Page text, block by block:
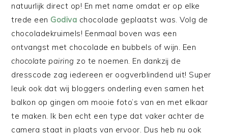
natuurlijk direct op! En met name omdat er op elke
trede eenGodiva chocolade geplaatst was. Volg de
chocoladekruimels! Eenmaal boven was een
ontvangst met chocolade en bubbels of wijn. Een
chocolate pairing zo te noemen. En dankzij de
dresscode zag iedereen er oogverblindend uit! Super
leuk ook dat wij bloggers onderling even samen het
balkon op gingen om mooie foto’s van en met elkaar
te maken. Ik ben echt een type dat vaker achter de
camera staat in plaats van ervoor. Dus heb nu ook